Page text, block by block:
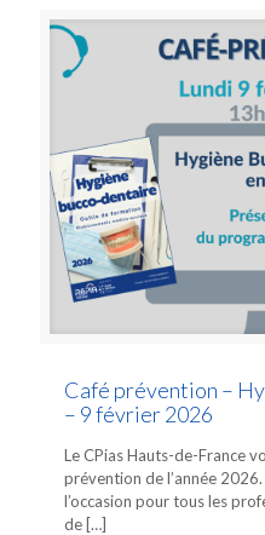
Café prévention –
– 9 février 2026
Le CPias Hauts-de-France
prévention de l’année
l’occasion pour tous les
de[…]